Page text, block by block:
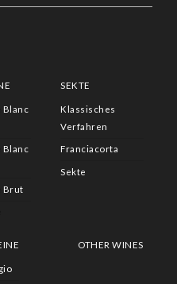
Blanc
Blanc
Brut
SEKTE
Klassisches
Verfahren
Franciacorta
Sekte
OTHER WINES